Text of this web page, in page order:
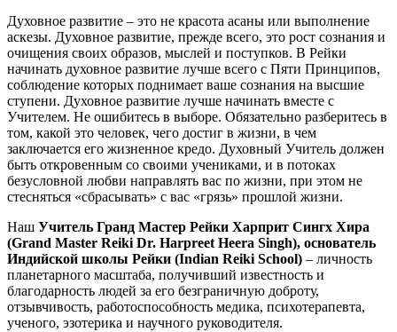
Духовное развитие – это не красота асаны или выполнение
аскезы. Духовное развитие, прежде всего, это рост сознания и
очищения своих образов, мыслей и поступков. В Рейки
начинать духовное развитие лучше всего с Пяти Принципов,
соблюдение которых поднимает ваше сознания на высшие
ступени. Духовное развитие лучше начинать вместе с
Учителем. Не ошибитесь в выборе. Обязательно разберитесь в
том, какой это человек, чего достиг в жизни, в чем
заключается его жизненное кредо. Духовный Учитель должен
быть откровенным со своими учениками, и в потоках
безусловной любви направлять вас по жизни, при этом не
стесняться «сбрасывать» с вас «грязь» прошлой жизни.
Наш Учитель Гранд Мастер Рейки Харприт Сингх Хира
(Grand Master Reiki Dr. Harpreet Heera Singh), основатель
Индийской школы Рейки (Indian Reiki School) – личность
планетарного масштаба, получивший известность и
благодарность людей за его безграничную доброту,
отзывчивость, работоспособность медика, психотерапевта,
ученого, эзотерика и научного руководителя.